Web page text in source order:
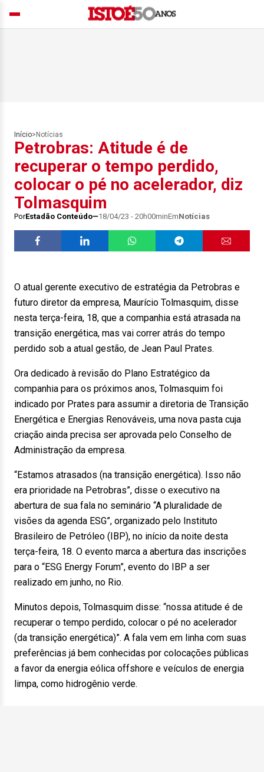
Início> Notícias
Petrobras: Atitude é de
recuperar o tempo perdido,
colocar o pé no acelerador, diz
Tolmasquim
PorEstadão Conteúdo 18/04/23 - 20h00minEmNotícias
O atual gerente executivo de estratégia da Petrobras e
futuro diretor da empresa, Maurício Tolmasquim, disse
nesta terça-feira, 18, que a companhia está atrasada na
transição energética, mas vai correr atrás do tempo
perdido sob a atual gestão, de Jean Paul Prates.
Ora dedicado à revisão do Plano Estratégico da
companhia para os próximos anos, Tolmasquim foi
indicado por Prates para assumir a diretoria de Transição
Energética e Energias Renováveis, uma nova pasta cuja
criação ainda precisa ser aprovada pelo Conselho de
Administração da empresa.
“Estamos atrasados (na transição energética). Isso não
era prioridade na Petrobras”, disse o executivo na
abertura de sua fala no seminário “A pluralidade de
visões da agenda ESG”, organizado pelo Instituto
Brasileiro de Petróleo (IBP), no início da noite desta
terça-feira, 18. O evento marca a abertura das inscrições
para o “ESG Energy Forum”, evento do IBP a ser
realizado em junho, no Rio.
Minutos depois, Tolmasquim disse: “nossa atitude é de
recuperar o tempo perdido, colocar o pé no acelerador
(da transição energética)”. A fala vem em linha com suas
preferências já bem conhecidas por colocações públicas
a favor da energia eólica offshore e veículos de energia
limpa, como hidrogênio verde.